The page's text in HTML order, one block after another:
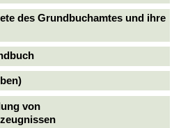
des Grundbuchamtes und ihre
von